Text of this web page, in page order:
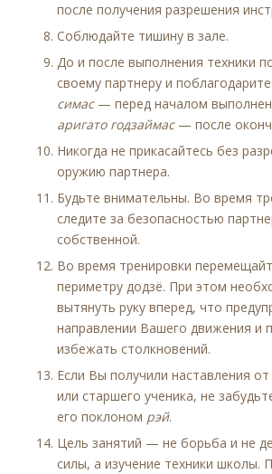
после получения разрешения
Соблюдайте тишину в зале.
До и после выполнения техники
своему партнеру и
симас— перед началом
аригато годзаймас— после
Никогда не прикасайтесь без
оружию партнера.
Будьте внимательны. Во время
следите за безопасностью
собственной.
Во время тренировки
периметру додзё. При этом
вытянуть руку вперед, что
направлении Вашего движения и
избежать столкновений.
Если Вы получили наставления от
или старшего ученика, не
его поклоном рэй.
Цель занятий — не борьба и не
силы, а изучение техники школы.